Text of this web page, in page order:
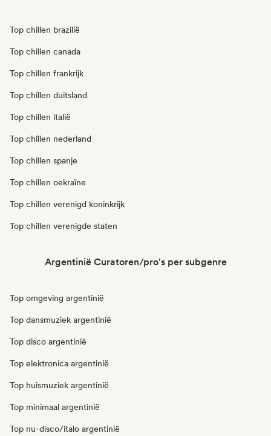
Top chillen brazilië
Top chillen canada
Top chillen frankrijk
Top chillen duitsland
Top chillen italië
Top chillen nederland
Top chillen spanje
Top chillen oekraïne
Top chillen verenigd koninkrijk
Top chillen verenigde staten
Argentinië Curatoren/pro's per subgenre
Top omgeving argentinië
Top dansmuziek argentinië
Top disco argentinië
Top elektronica argentinië
Top huismuziek argentinië
Top minimaal argentinië
Top nu-disco/italo argentinië